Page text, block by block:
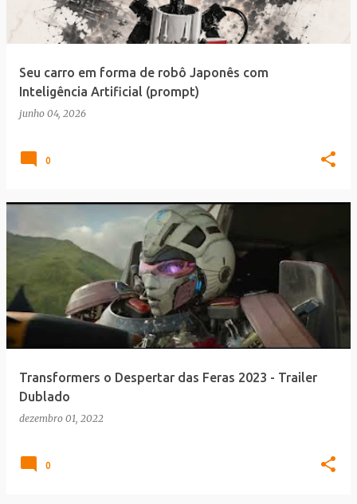
Seu carro em forma de robô Japonês com
Inteligência Artificial (prompt)
junho 04, 2026
0
Transformers o Despertar das Feras 2023 - Trailer
Dublado
dezembro 01, 2022
0